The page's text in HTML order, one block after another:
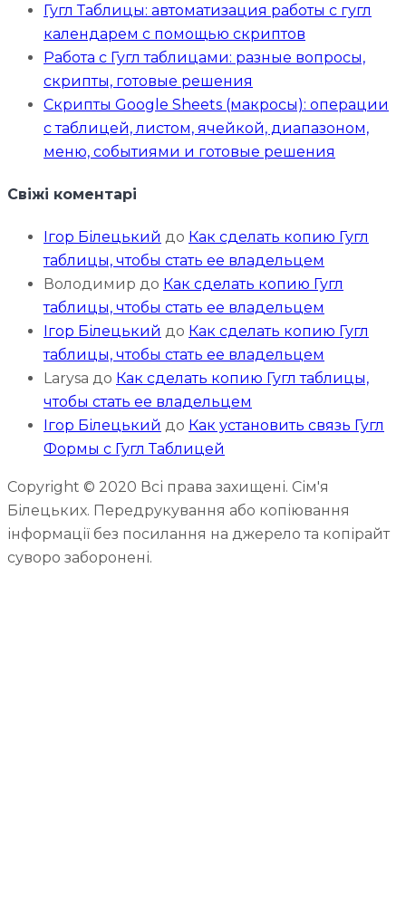
Гугл Таблицы: автоматизация работы с гугл
календарем с помощью скриптов
Работа с Гугл таблицами: разные вопросы,
скрипты, готовые решения
Скрипты Google Sheets (макросы): операции
с таблицей, листом, ячейкой, диапазоном,
меню, событиями и готовые решения
Свіжі коментарі
Ігор Білецький до Как сделать копию Гугл
таблицы, чтобы стать ее владельцем
Володимир до Как сделать копию Гугл
таблицы, чтобы стать ее владельцем
Ігор Білецький до Как сделать копию Гугл
таблицы, чтобы стать ее владельцем
Larysa до Как сделать копию Гугл таблицы,
чтобы стать ее владельцем
Ігор Білецький до Как установить связь Гугл
Формы с Гугл Таблицей
Copyright © 2020 Всі права захищені. Сім'я
Білецьких. Передрукування або копіювання
інформації без посилання на джерело та копірайт
суворо заборонені.